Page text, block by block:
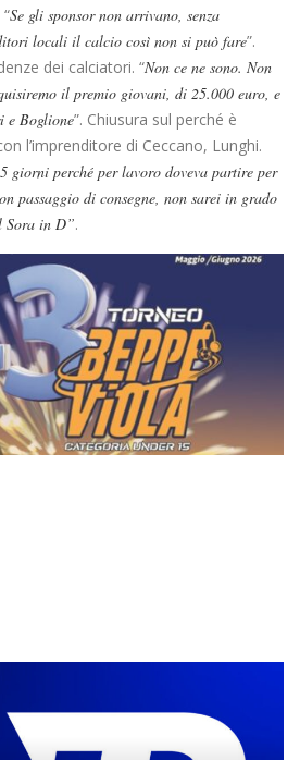
Se gli sponsor non arrivano, senza
locali il calcio così non si può fare”.
dei calciatori. “Non ce ne sono. Non
il premio giovani, di 25.000 euro, e
e Boglione”. Chiusura sul perché è
l’imprenditore di Ceccano, Lunghi.
giorni perché per lavoro doveva partire per
passaggio di consegne, non sarei in grado
Sora in D”.